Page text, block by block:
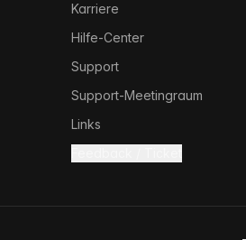
Karriere
Hilfe-Center
Support
Support-Meetingraum
Links